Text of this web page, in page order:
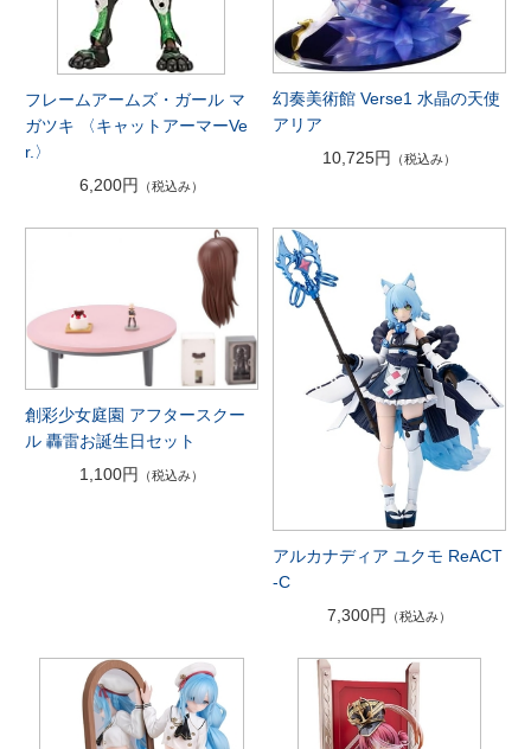
フレームアームズ・ガール マ
ガツキ 〈キャットアーマーVe
r.〉
6,200円
（税込み）
幻奏美術館 Verse1 水晶の天使
アリア
10,725円
（税込み）
創彩少女庭園 アフタースクー
ル 轟雷お誕生日セット
1,100円
（税込み）
アルカナディア ユクモ ReACT
-C
7,300円
（税込み）